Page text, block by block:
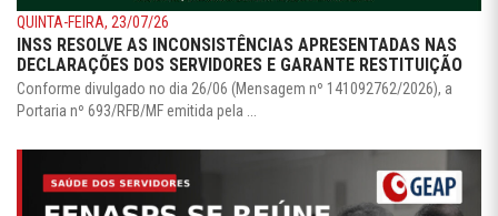
QUINTA-FEIRA, 23/07/26
INSS RESOLVE AS INCONSISTÊNCIAS APRESENTADAS NAS
DECLARAÇÕES DOS SERVIDORES E GARANTE RESTITUIÇÃO
Conforme divulgado no dia 26/06 (Mensagem nº 141092762/2026), a
Portaria nº 693/RFB/MF emitida pela ...